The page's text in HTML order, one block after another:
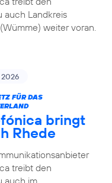
auch Landkreis
weiter voran.
FÜR DAS
bringt
Rhede
treibt den
auch im